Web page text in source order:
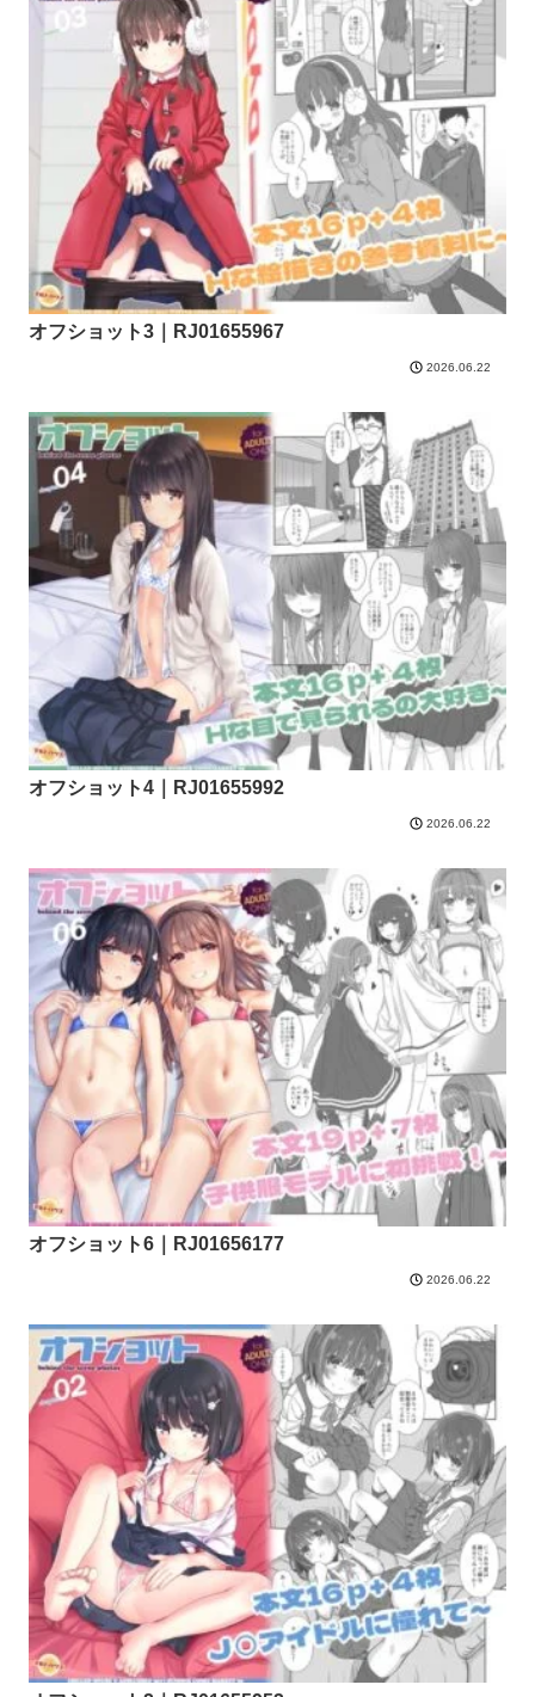
オフショット3｜RJ01655967
2026.06.22
オフショット4｜RJ01655992
2026.06.22
オフショット6｜RJ01656177
2026.06.22